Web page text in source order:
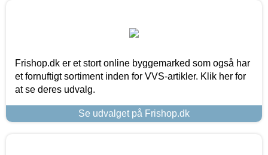
Frishop.dk er et stort online byggemarked som også har
et fornuftigt sortiment inden for VVS-artikler. Klik her for
at se deres udvalg.
Se udvalget på Frishop.dk